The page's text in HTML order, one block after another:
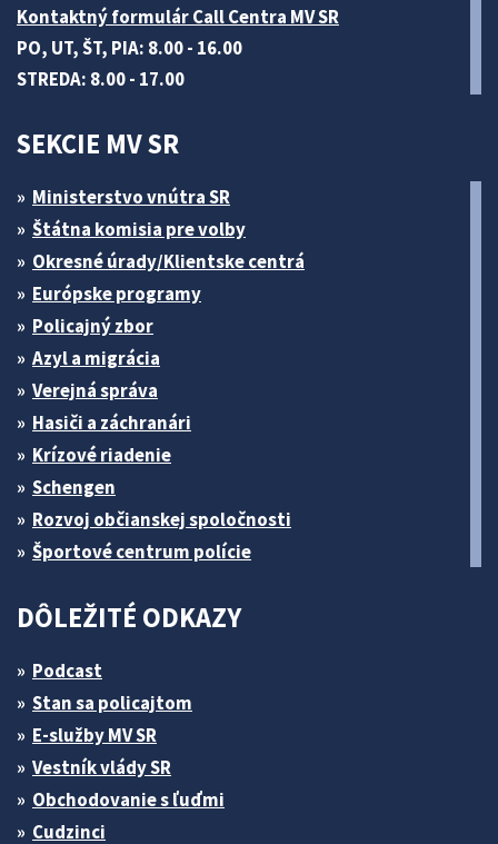
Kontaktný formulár Call Centra MV SR
PO, UT, ŠT, PIA: 8.00 - 16.00
STREDA: 8.00 - 17.00
SEKCIE MV SR
Ministerstvo vnútra SR
Štátna komisia pre volby
Okresné úrady/Klientske centrá
Európske programy
Policajný zbor
Azyl a migrácia
Verejná správa
Hasiči a záchranári
Krízové riadenie
Schengen
Rozvoj občianskej spoločnosti
Športové centrum polície
DÔLEŽITÉ ODKAZY
Podcast
Stan sa policajtom
E-služby MV SR
Vestník vlády SR
Obchodovanie s ľuďmi
Cudzinci